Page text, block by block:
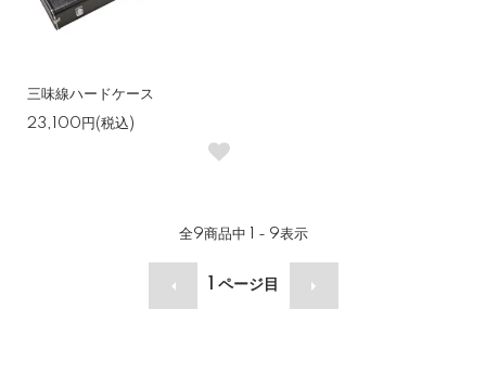
三味線ハードケース
23,100円(税込)
全9商品中 1 - 9表示
ページ目